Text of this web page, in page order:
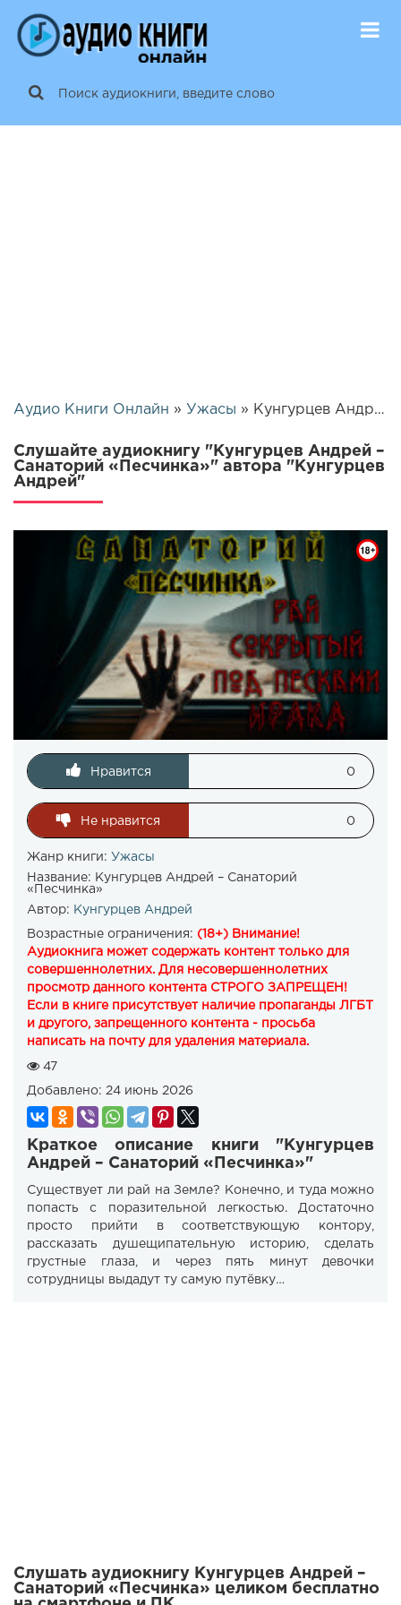
Аудио Книги Онлайн » Ужасы » Кунгурцев Андрей – Санаторий «Песчинка» | 26332
Слушайте аудиокнигу "Кунгурцев Андрей –
Санаторий «Песчинка»" автора "Кунгурцев
Андрей"
Нравится 0
Не нравится 0
Жанр книги: Ужасы
Название: Кунгурцев Андрей – Санаторий
«Песчинка»
Автор: Кунгурцев Андрей
Возрастные ограничения: (18+) Внимание!
Аудиокнига может содержать контент только для
совершеннолетних. Для несовершеннолетних
просмотр данного контента СТРОГО ЗАПРЕЩЕН!
Если в книге присутствует наличие пропаганды ЛГБТ
и другого, запрещенного контента - просьба
написать на почту для удаления материала.
47
Добавлено: 24 июнь 2026
Краткое описание книги "Кунгурцев
Андрей – Санаторий «Песчинка»"
Существует ли рай на Земле? Конечно, и туда можно
попасть с поразительной легкостью. Достаточно
просто прийти в соответствующую контору,
рассказать душещипательную историю, сделать
грустные глаза, и через пять минут девочки
сотрудницы выдадут ту самую путёвку…
Слушать аудиокнигу Кунгурцев Андрей –
Санаторий «Песчинка» целиком бесплатно